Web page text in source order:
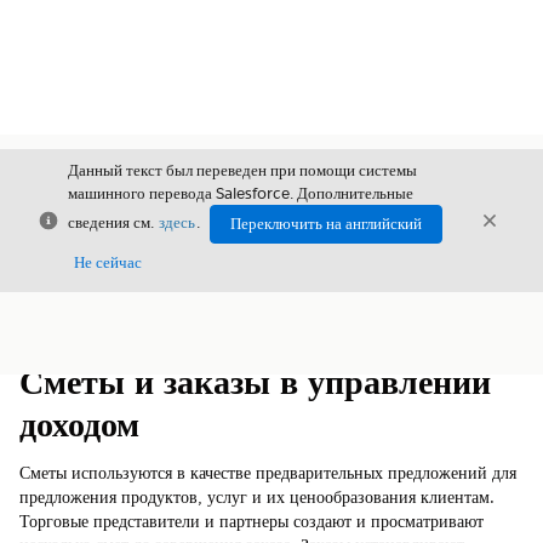
Закрыть
Данный текст был переведен при помощи системы
машинного перевода Salesforce. Дополнительные
сведения см. здесь.
Переключить на английский
Не сейчас
Сметы и заказы в управлении
доходом
Сметы используются в качестве предварительных предложений для
предложения продуктов, услуг и их ценообразования клиентам.
Торговые представители и партнеры создают и просматривают